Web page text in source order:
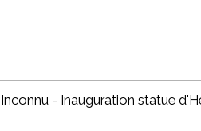
Inconnu - Inauguration statue